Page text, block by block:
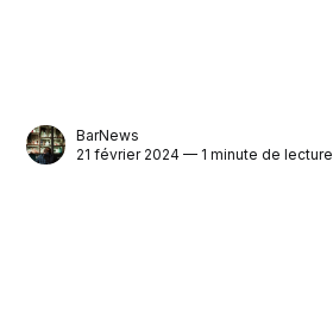
BarNews
21 février 2024 — 1 minute de lecture